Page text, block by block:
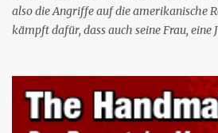
also die Angriffe auf die amerikanische
kämpft dafür, dass auch seine Frau, eine
Teilnahme von Frauen weiterhin
Waterfords beherbergen eine Delegation
Gilead lebenswichtiges